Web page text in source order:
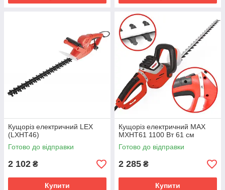
Кущоріз електричний LEX
(LXHT46)
Готово до відправки
2 102 ₴
Купити
Кущоріз електричний MAX
MXHT61 1100 Вт 61 см
Готово до відправки
2 285 ₴
Купити